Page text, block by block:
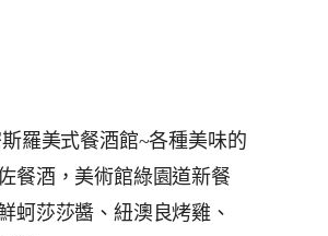
羅美式餐酒館~各種美味的
餐酒，美術館綠園道新餐
蚵莎莎醬、紐澳良烤雞、